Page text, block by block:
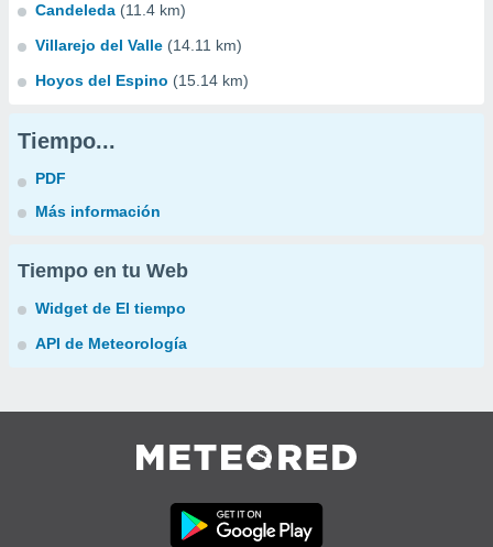
Candeleda (11.4 km)
Villarejo del Valle (14.11 km)
Hoyos del Espino (15.14 km)
Tiempo...
PDF
Más información
Tiempo en tu Web
Widget de El tiempo
API de Meteorología